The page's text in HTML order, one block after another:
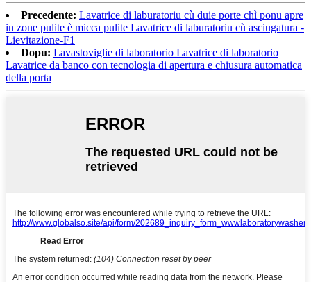
Precedente: Lavatrice di laburatoriu cù duie porte chì ponu apre
in zone pulite è micca pulite Lavatrice di laburatoriu cù asciugatura -
Lievitazione-F1
Dopu: Lavastoviglie di laboratorio Lavatrice di laboratorio
Lavatrice da banco con tecnologia di apertura e chiusura automatica
della porta